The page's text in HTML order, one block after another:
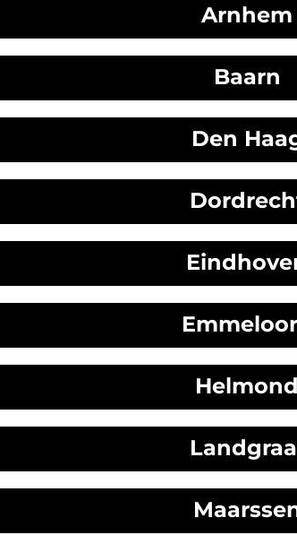
Arnhem
Baarn
Den
Helmond